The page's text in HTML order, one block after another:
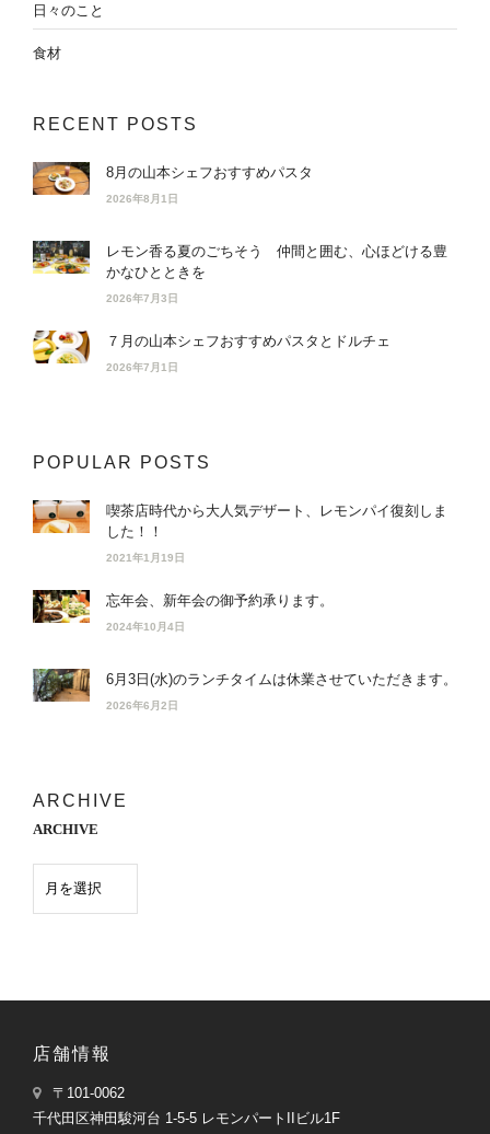
日々のこと
食材
RECENT POSTS
8月の山本シェフおすすめパスタ
2026年8月1日
レモン香る夏のごちそう 仲間と囲む、心ほどける豊
かなひとときを
2026年7月3日
７月の山本シェフおすすめパスタとドルチェ
2026年7月1日
POPULAR POSTS
喫茶店時代から大人気デザート、レモンパイ復刻しま
した！！
2021年1月19日
忘年会、新年会の御予約承ります。
2024年10月4日
6月3日(水)のランチタイムは休業させていただきます。
2026年6月2日
ARCHIVE
ARCHIVE
店舗情報
〒101-0062
千代田区神田駿河台 1-5-5 レモンパートIIビル1F